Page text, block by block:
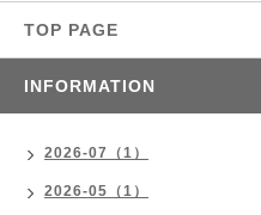
TOP PAGE
INFORMATION
2026-07（1）
2026-05（1）